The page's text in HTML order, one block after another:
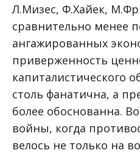
Л.Мизес, Ф.Хайек,
сравнительно менее
ангажированных
приверженность
капиталистического
столь фанатична, а
более обоснованна.
войны, когда
велось не только на